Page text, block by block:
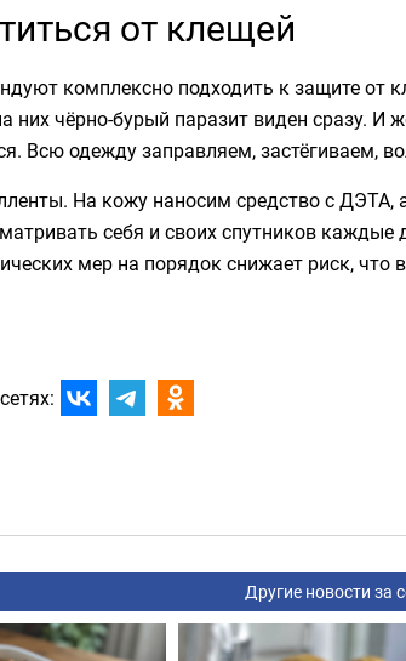
от клещей
комплексно подходить к защите от
них чёрно-бурый паразит виден сразу. И
Всю одежду заправляем, застёгиваем,
На кожу наносим средство с
себя и своих спутников каждые
мер на порядок снижает риск,
Другие новости за